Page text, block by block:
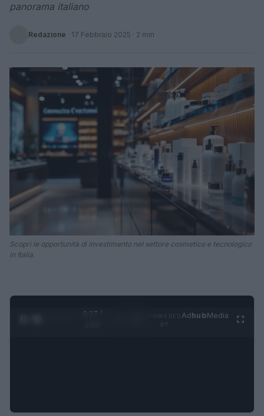
panorama italiano
Redazione · 17 Febbraio 2025 · 2 min
Scopri le opportunità di investimento nel settore cosmetico e tecnologico
in Italia.
0:28 /
AdhubMedia